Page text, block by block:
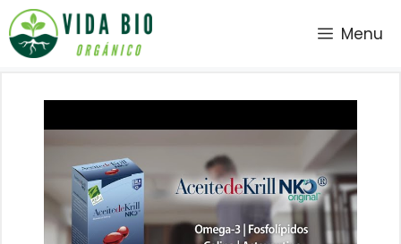
Saltar
al
contenido
Menu